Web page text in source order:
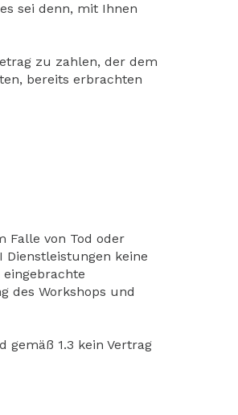
sei denn, mit Ihnen
zu zahlen, der dem
bereits erbrachten
Falle von Tod oder
keine
des Workshops und
1.3 kein Vertrag